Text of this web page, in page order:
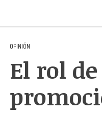
OPINIÓN
El rol